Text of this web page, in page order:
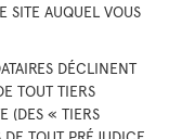
SITE AUQUEL VOUS
DÉCLINENT
TOUT TIERS
(DES « TIERS